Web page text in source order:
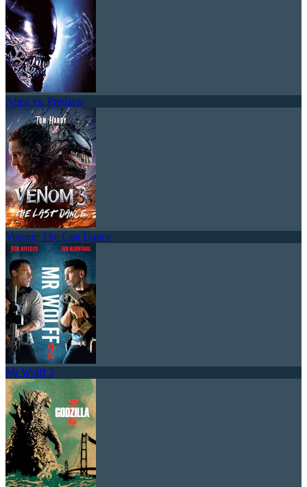
Alien vs. Predator
Venom: The Last Dance
Mr Wolff 2